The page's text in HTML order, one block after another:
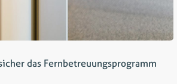
das Fernbetreuungsprogramm